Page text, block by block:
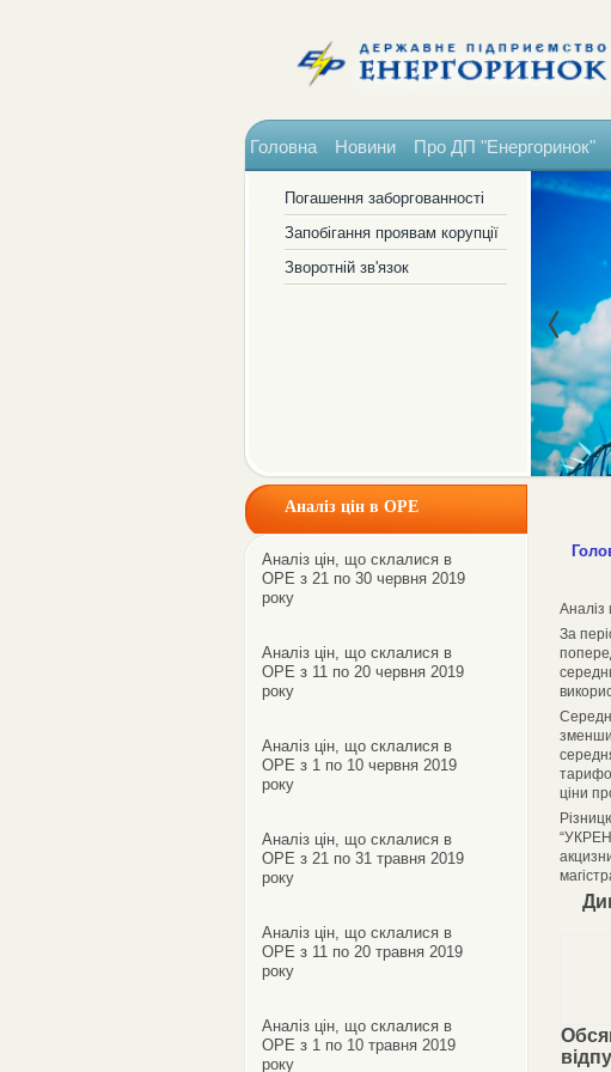
Головна Новини Про ДП "Енергоринок"
Погашення заборгованності
Запобігання проявам корупції
Зворотній зв'язок
Аналіз цін в ОРЕ
Аналіз цін, що склалися в
ОРЕ з 21 по 30 червня 2019
року
Аналіз цін, що склалися в
ОРЕ з 11 по 20 червня 2019
року
Аналіз цін, що склалися в
ОРЕ з 1 по 10 червня 2019
року
Аналіз цін, що склалися в
ОРЕ з 21 по 31 травня 2019
року
Аналіз цін, що склалися в
ОРЕ з 11 по 20 травня 2019
року
Аналіз цін, що склалися в
ОРЕ з 1 по 10 травня 2019
року
Аналіз
За
ціни